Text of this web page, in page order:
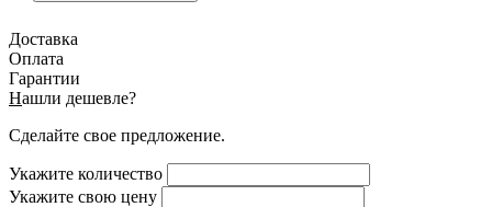
Доставка
Оплата
Гарантии
Нашли дешевле?
Сделайте свое предложение.
Укажите количество
Укажите свою цену